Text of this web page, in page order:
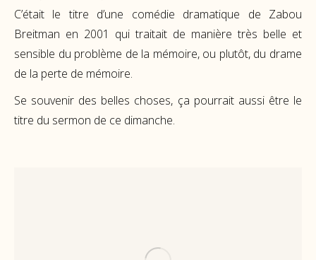
C’était le titre d’une comédie dramatique de Zabou
Breitman en 2001 qui traitait de manière très belle et
sensible du problème de la mémoire, ou plutôt, du drame
de la perte de mémoire.
Se souvenir des belles choses, ça pourrait aussi être le
titre du sermon de ce dimanche.